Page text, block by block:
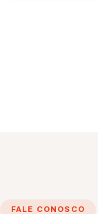
FALE CONOSCO